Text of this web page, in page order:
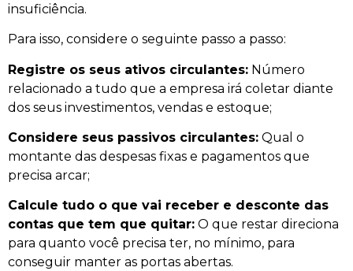
insuficiência.
Para isso, considere o seguinte passo a passo:
Registre os seus ativos circulantes: Número
relacionado a tudo que a empresa irá coletar diante
dos seus investimentos, vendas e estoque;
Considere seus passivos circulantes: Qual o
montante das despesas fixas e pagamentos que
precisa arcar;
Calcule tudo o que vai receber e desconte das
contas que tem que quitar: O que restar direciona
para quanto você precisa ter, no mínimo, para
conseguir manter as portas abertas.